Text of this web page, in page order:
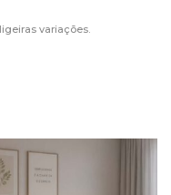
variações.